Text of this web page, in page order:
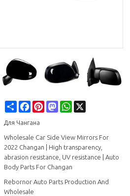
Share FacebookPinterestMastodonWhatsApp
Для Чангана
Wholesale Car Side View Mirrors For
2022 Changan | High transparency,
abrasion resistance, UV resistance | Auto
Body Parts For Changan
Rebornor Auto Parts Production And
Wholesale